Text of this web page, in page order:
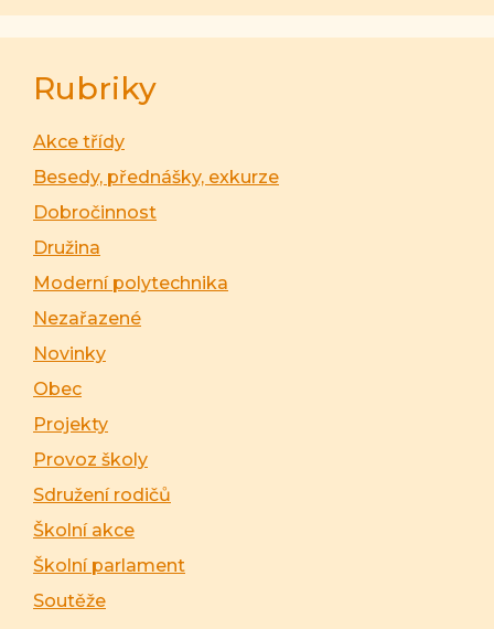
Rubriky
Akce třídy
Besedy, přednášky, exkurze
Dobročinnost
Družina
Moderní polytechnika
Nezařazené
Novinky
Obec
Projekty
Provoz školy
Sdružení rodičů
Školní akce
Školní parlament
Soutěže